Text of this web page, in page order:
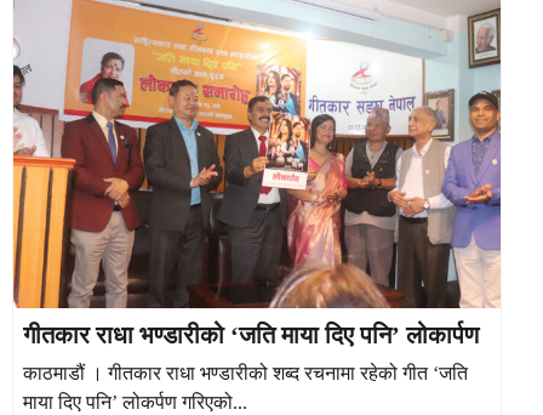
गीतकार राधा भण्डारीको ‘जति माया दिए पनि’ लोकार्पण
काठमाडौं । गीतकार राधा भण्डारीको शब्द रचनामा रहेको गीत ‘जति
माया दिए पनि’ लोकर्पण गरिएको...